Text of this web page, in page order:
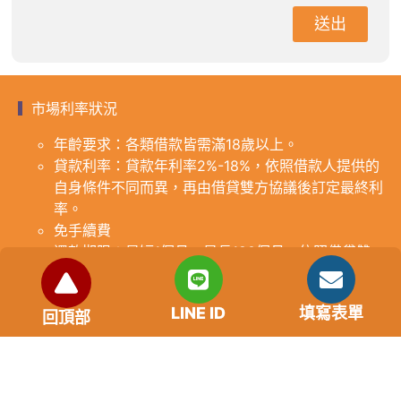
送出
市場利率狀況
年齡要求：各類借款皆需滿18歲以上。
貸款利率：貸款年利率2%-18%，依照借款人提供的
自身條件不同而異，再由借貸雙方協議後訂定最終利
率。
免手續費
還款期限：最短1個月，最長180個月，依照借貸雙
方協議而訂。
範例試算：小明急需現金10萬元，經多方比較利率
後選定金主，雙方簽定於36個月內須還清借款，年
利率12%計算，每月利息1000元，無須手續費。
回頂部 LINE ID 填寫表單